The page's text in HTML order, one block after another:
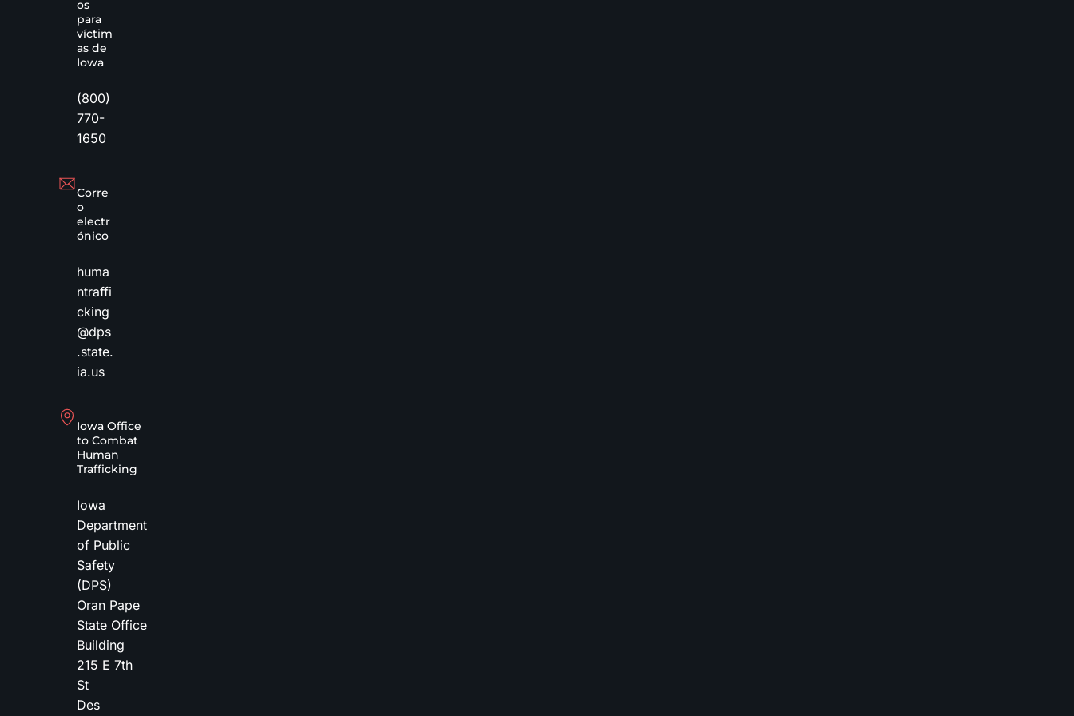
os
para
víctim
as de
Iowa
(800)
770-
1650
Corre
o
electr
ónico
huma
ntraffi
cking
@dps
.state.
ia.us
Iowa Office
to Combat
Human
Trafficking
Iowa
Department
of Public
Safety
(DPS)
Oran Pape
State Office
Building
215 E 7th
St
Des